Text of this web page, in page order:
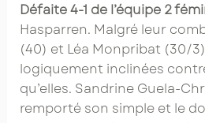
Défaite 4-1 de l’équipe 2
Hasparren. Malgré leur
(40) et Léa Monpribat (30/
logiquement inclinées
qu’elles. Sandrine Guela-
remporté son simple et le